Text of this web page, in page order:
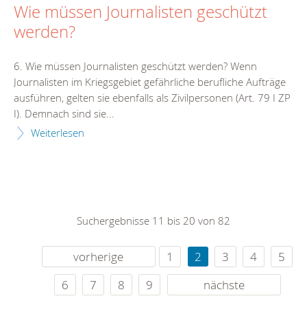
Wie müssen Journalisten geschützt
werden?
6. Wie müssen Journalisten geschützt werden? Wenn
Journalisten im Kriegsgebiet gefährliche berufliche Aufträge
ausführen, gelten sie ebenfalls als Zivilpersonen (Art. 79 I ZP
I). Demnach sind sie...
Weiterlesen
Suchergebnisse 11 bis 20 von 82
vorherige 1 2 3 4
5
6
7 8 9 nächste